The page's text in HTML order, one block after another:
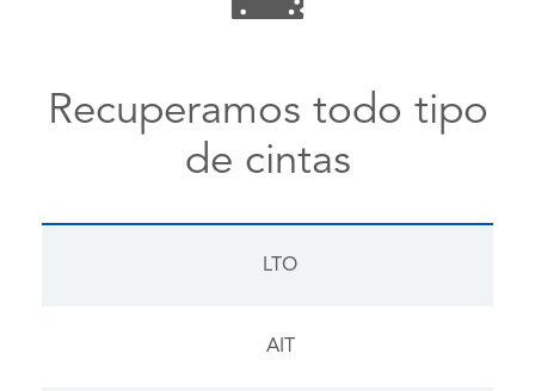
Recuperamos todo tipo
de cintas
LTO
AIT